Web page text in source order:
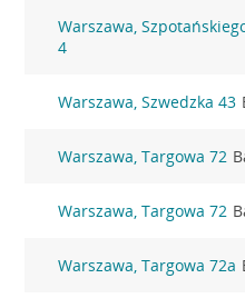
Warszawa,
4
Warszawa, Szwedzka 43
Warszawa, Targowa 72
Warszawa, Targowa 72
Warszawa, Targowa 72a